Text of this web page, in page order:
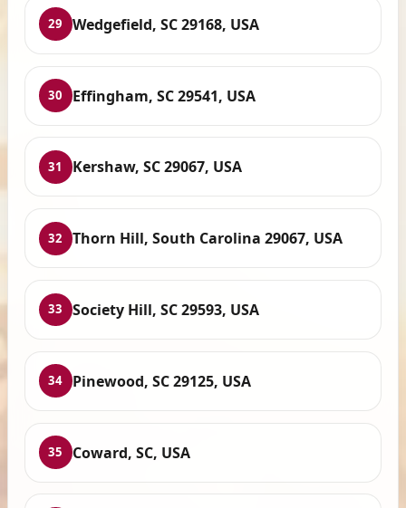
29 Wedgefield, SC 29168, USA
30 Effingham, SC 29541, USA
31 Kershaw, SC 29067, USA
32 Thorn Hill, South Carolina 29067, USA
33 Society Hill, SC 29593, USA
34 Pinewood, SC 29125, USA
35 Coward, SC, USA